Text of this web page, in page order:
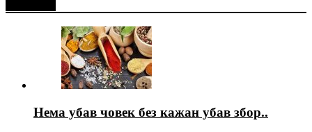
Нема убав човек без кажан убав збор..